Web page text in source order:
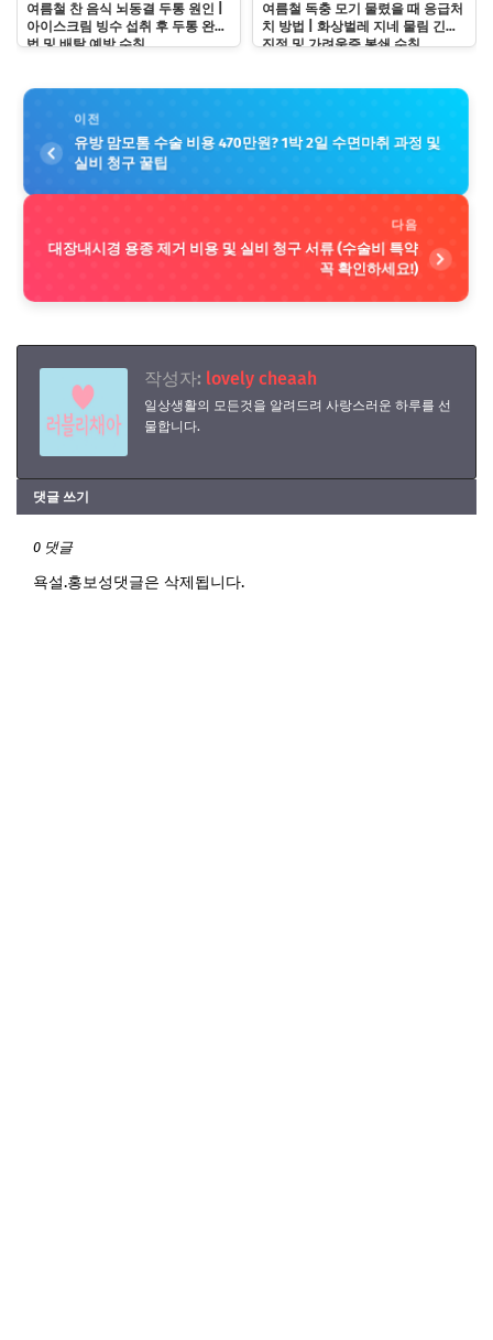
여름철 찬 음식 뇌동결 두통 원인 |
아이스크림 빙수 섭취 후 두통 완화
법 및 배탈 예방 수칙
여름철 독충 모기 물렸을 때 응급처
치 방법 | 화상벌레 지네 물림 긴급
진정 및 가려움증 봉쇄 수칙
이전
유방 맘모톰 수술 비용 470만원? 1박 2일 수면마취 과정 및
실비 청구 꿀팁
다음
대장내시경 용종 제거 비용 및 실비 청구 서류 (수술비 특약
꼭 확인하세요!)
작성자: lovely cheaah
일상생활의 모든것을 알려드려 사랑스러운 하루를 선
물합니다.
댓글 쓰기
0 댓글
욕설.홍보성댓글은 삭제됩니다.